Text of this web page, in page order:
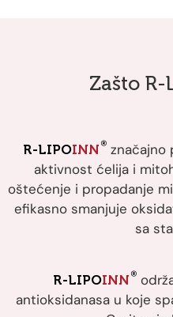
Zašto R-
R-LIPOINN® značajno
aktivnost ćelija i
oštećenje i propadanje
efikasno smanjuje
sa
R-LIPOINN®
antioksidanasa u koje